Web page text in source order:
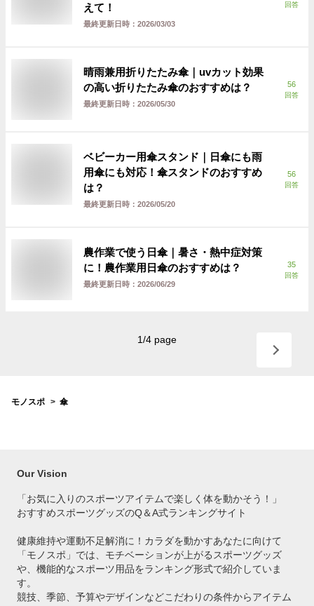
えて！
最終更新日時： 2026/03/03
回答
晴雨兼用折りたたみ傘｜uvカット効果
の高い折りたたみ傘のおすすめは？
最終更新日時： 2026/05/30
56
回答
ベビーカー用傘スタンド｜日傘にも雨
用傘にも対応！傘スタンドのおすすめ
は？
最終更新日時： 2026/05/20
56
回答
農作業で使う日傘｜暑さ・熱中症対策
に！農作業用日傘のおすすめは？
最終更新日時： 2026/06/29
35
回答
1/4 page
モノスポ 傘
Our Vision
「お気に入りのスポーツアイテムで楽しく体を動かそう！」
おすすめスポーツグッズのQ＆A式ランキングサイト
健康維持や運動不足解消に！カラダを動かすあなたに向けて
「モノスポ」では、モチベーションが上がるスポーツグッズ
や、機能的なスポーツ用品をランキング形式で紹介していま
す。
競技、季節、予算やデザインなどこだわりの条件からアイテム